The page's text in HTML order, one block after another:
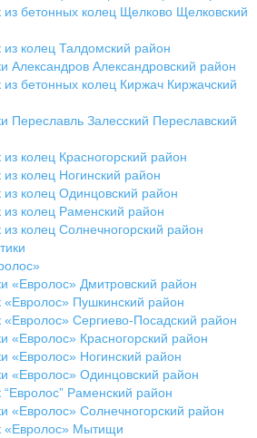
из бетонных колец Щелково Щелковский
из колец Талдомский район
Александров Александровский район
из бетонных колец Киржач Киржачский
Переславль Залесский Переславский
из колец Красногорский район
из колец Ногинский район
из колец Одинцовский район
из колец Раменский район
из колец Солнечногорский район
«Евролос» Дмитровский район
«Евролос» Пушкинский район
«Евролос» Сергиево-Посадский район
«Евролос» Красногорский район
«Евролос» Ногинский район
«Евролос» Одинцовский район
“Евролос” Раменский район
«Евролос» Солнечногорский район
«Евролос» Мытищи